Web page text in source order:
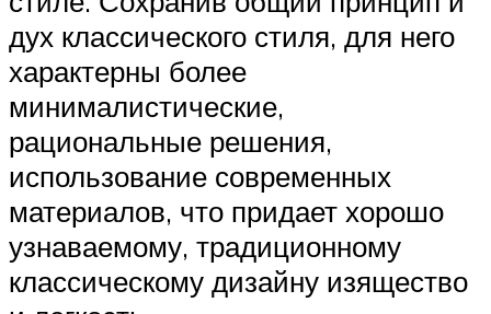
дух классического стиля, для него
характерны более
минималистические,
рациональные решения,
использование современных
материалов, что придает хорошо
узнаваемому, традиционному
классическому дизайну изящество